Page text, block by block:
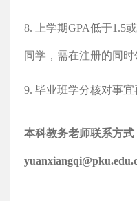
8. 上学期GPA低于1.5
同学，需在注册的同时
9. 毕业班学分核对事宜
本科教务老师联系方式